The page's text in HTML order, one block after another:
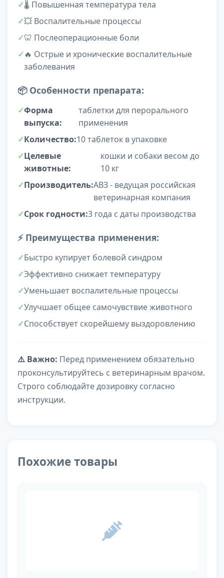
🌡️ Повышенная температура тела
💥 Воспалительные процессы
🦷 Послеоперационные боли
🔥 Острые и хронические воспалительные
заболевания
📦 Особенности препарата:
Форма
выпуска:
таблетки для перорального
применения
Количество:10 таблеток в упаковке
Целевые
животные:
кошки и собаки весом до
10 кг
Производитель:АВЗ - ведущая российская
ветеринарная компания
Срок годности:3 года с даты производства
⚡ Преимущества применения:
Быстро купирует болевой синдром
Эффективно снижает температуру
Уменьшает воспалительные процессы
Улучшает общее самочувствие животного
Способствует скорейшему выздоровлению
⚠️ Важно: Перед применением обязательно
проконсультируйтесь с ветеринарным врачом.
Строго соблюдайте дозировку согласно
инструкции.
Похожие товары